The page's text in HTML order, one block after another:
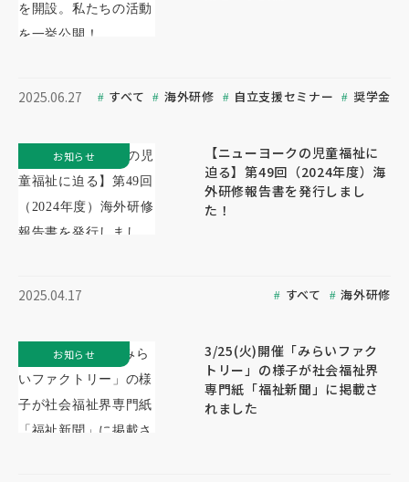
2025.06.27 すべて 海外研修 自立支援セミナー 奨学金
【ニューヨークの児童福祉に
迫る】第49回（2024年度）海
外研修報告書を発行しまし
た！
2025.04.17 すべて 海外研修
お知らせ
3/25(火)開催「みらいファク
トリー」の様子が社会福祉界
専門紙「福祉新聞」に掲載さ
れました
お知らせ